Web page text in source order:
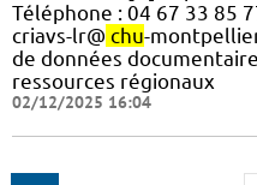
Téléphone : 04 67 33 85
criavs-lr@ chu-
de données
ressources régionaux
02/12/2025 16:04